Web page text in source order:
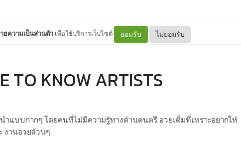
ยความเป็นส่วนตัว เพื่อใช้บริการเว็บไซต์ ยอมรับ ไม่ยอมรับ
TO KNOW ARTISTS
แบบกากๆ โดยคนที่ไม่มีความรู้ทางด้านดนตรี อวยเต็มที่เพราะอยากให้
งานอวยล้วนๆ